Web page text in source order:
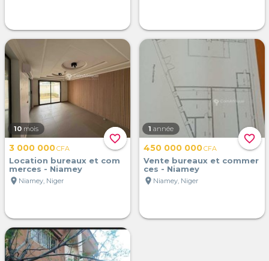
favorite_border
10 mois
3 000 000CFA
Location bureaux et com
merces - Niamey
location_on Niamey, Niger
favorite_border
1 année
450 000 000CFA
Vente bureaux et commer
ces - Niamey
location_on Niamey, Niger